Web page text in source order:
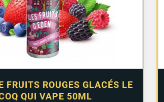
FRUITS ROUGES GLACÉS LE
QUI VAPE 50ML